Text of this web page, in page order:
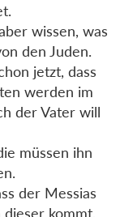
wissen, was
den Juden.
jetzt, dass
werden im
der Vater will
müssen ihn
der Messias
kommt,